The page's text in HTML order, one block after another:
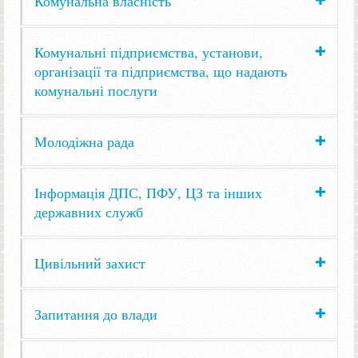
Комунальні підприємства, установи,
організації та підприємства, що надають
комунальні послуги
Молодіжна рада
Інформація ДПС, ПФУ, ЦЗ та інших
державних служб
Цивільний захист
Запитання до влади